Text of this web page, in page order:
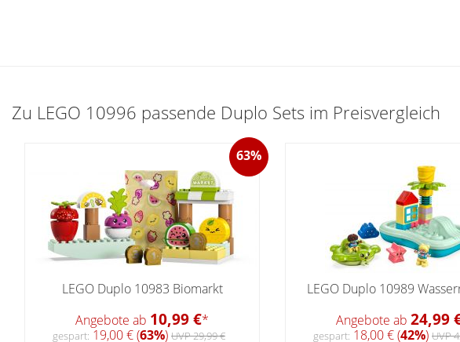
Zu LEGO 10996 passende Duplo Sets im Preisvergleich
63%
LEGO Duplo 10983 Biomarkt
Angebote ab 10,99 €*
gespart: 19,00 € (63%) UVP 29,99 €
LEGO Duplo 10989
Angebote ab 24,99
gespart: 18,00 € (42%) UVP